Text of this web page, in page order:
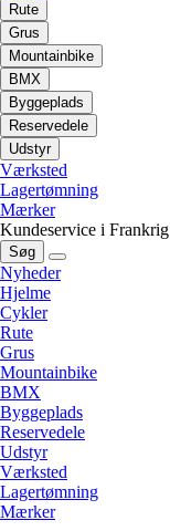
Rute
Grus
Mountainbike
BMX
Byggeplads
Reservedele
Udstyr
Værksted
Lagertømning
Mærker
Kundeservice i Frankrig
Søg
Nyheder
Hjelme
Cykler
Rute
Grus
Mountainbike
BMX
Byggeplads
Reservedele
Udstyr
Værksted
Lagertømning
Mærker